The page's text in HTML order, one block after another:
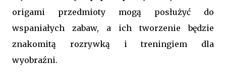
origami przedmioty mogą posłużyć do
wspaniałych zabaw, a ich tworzenie będzie
znakomitą rozrywką i treningiem dla
wyobraźni.